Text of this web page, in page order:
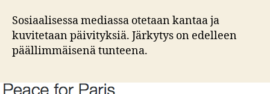
Sosiaalisessa mediassa otetaan kantaa ja
kuvitetaan päivityksiä. Järkytys on edelleen
päällimmäisenä tunteena.